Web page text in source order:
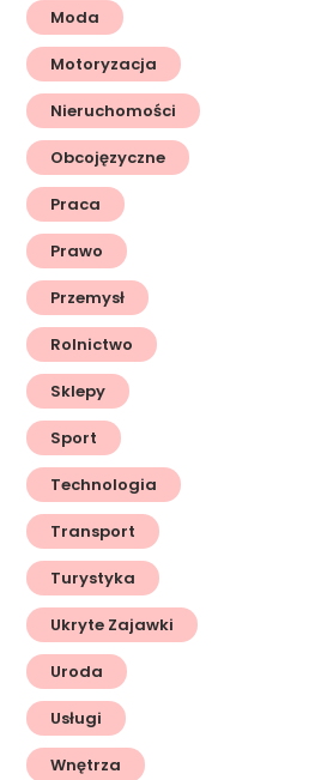
Moda
Motoryzacja
Nieruchomości
Obcojęzyczne
Praca
Prawo
Przemysł
Rolnictwo
Sklepy
Sport
Technologia
Transport
Turystyka
Ukryte Zajawki
Uroda
Usługi
Wnętrza